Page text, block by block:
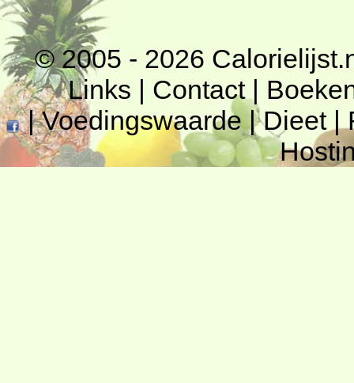
© 2005 - 2026
Links | Contact|
|Voedingswaarde|Dieet|